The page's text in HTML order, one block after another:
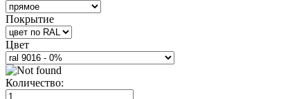
Покрытие
Цвет
Количество: